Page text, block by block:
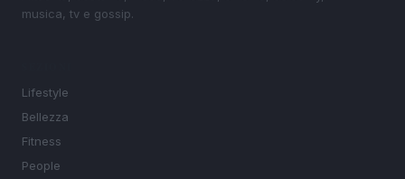
musica, tv e gossip.
Lifestyle
Bellezza
Fitness
People